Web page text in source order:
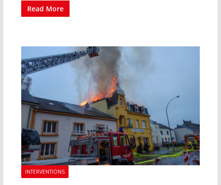
Read More
INTERVENTIONS